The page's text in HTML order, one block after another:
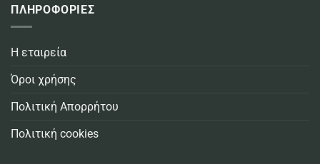
ΠΛΗΡΟΦΟΡΙΕΣ
Η εταιρεία
Όροι χρήσης
Πολιτική Απορρήτου
Πολιτική cookies